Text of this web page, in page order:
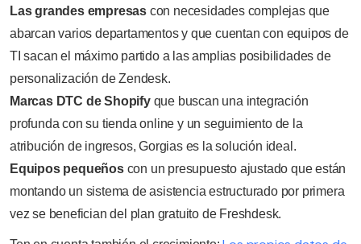
Las grandes empresas con necesidades complejas que
abarcan varios departamentos y que cuentan con equipos de
TI sacan el máximo partido a las amplias posibilidades de
personalización de Zendesk.
Marcas DTC de Shopify que buscan una integración
profunda con su tienda online y un seguimiento de la
atribución de ingresos, Gorgias es la solución ideal.
Equipos pequeños con un presupuesto ajustado que están
montando un sistema de asistencia estructurado por primera
vez se benefician del plan gratuito de Freshdesk.